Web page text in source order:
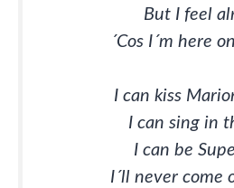
But I feel
´Cos I´m here
I can kiss
I can sing in
I can be
I´ll never come